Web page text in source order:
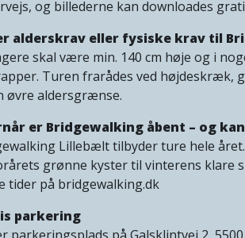
og billederne kan downloades
alderskrav eller fysiske krav til
skal være min. 140 cm høje og i
Turen frarådes ved højdeskræk,
øvre aldersgrænse.
er Bridgewalking åbent – og
Lillebælt tilbyder ture hele
grønne kyster til vinterens klare
tider på bridgewalking.dk
parkering